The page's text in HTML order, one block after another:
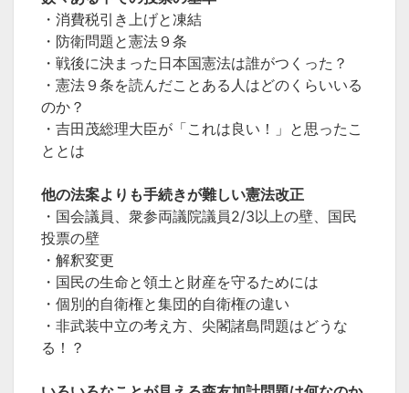
・消費税引き上げと凍結
・防衛問題と憲法９条
・戦後に決まった日本国憲法は誰がつくった？
・憲法９条を読んだことある人はどのくらいいる
のか？
・吉田茂総理大臣が「これは良い！」と思ったこ
ととは
他の法案よりも手続きが難しい憲法改正
・国会議員、衆参両議院議員2/3以上の壁、国民
投票の壁
・解釈変更
・国民の生命と領土と財産を守るためには
・個別的自衛権と集団的自衛権の違い
・非武装中立の考え方、尖閣諸島問題はどうな
る！？